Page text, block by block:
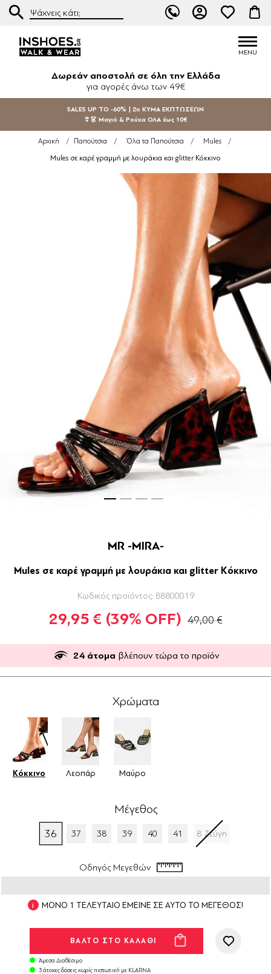
Δωρεάν αποστολή σε όλη την Ελλάδα
για αγορές άνω των 49€
SALES UP TO -60% | 2ο ΚΥΜΑ ΕΚΠΤΩΣΕΩΝ
👙👗 Μαγιό & Ρούχα ΟΛΑ έως 10€
Αρχική / Παπούτσια / Όλα τα Παπούτσια / Mules /
Mules σε καρέ γραμμή με λουράκια και glitter Κόκκινο
MR -MIRA-
Mules σε καρέ γραμμή με λουράκια και glitter Κόκκινο
Κωδικός προϊόντος: 88800019
29,95 € (39% OFF) 49,00 €
24 άτομα βλέπουν τώρα το προϊόν
Χρώματα
Κόκκινο Λεοπάρ Μαύρο
Μέγεθος
36 37 38 39 40 41 8 Ζεύγη
Οδηγός Μεγεθών
ΜΟΝΟ 1 ΤΕΛΕΥΤΑΙΟ ΕΜΕΙΝΕ ΣΕ ΑΥΤΟ ΤΟ ΜΕΓΕΘΟΣ!
Άμεσα Διαθέσιμο
3 άτοκες δόσεις χωρίς πιστωτική με KLARNA